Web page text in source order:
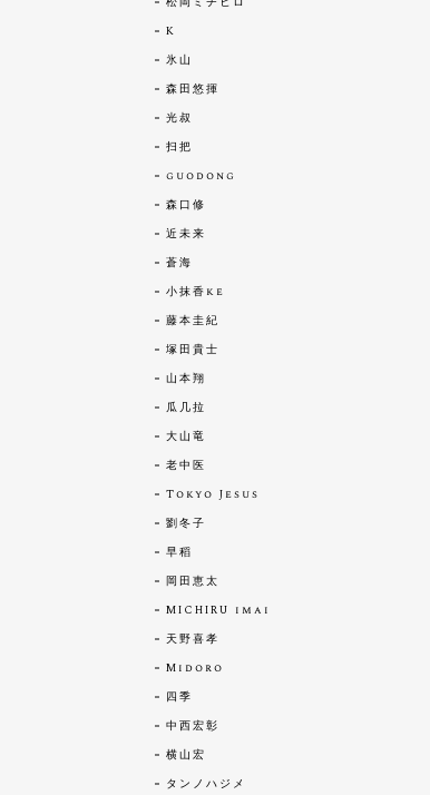
K
氷山
森田悠揮
光叔
扫把
guodong
森口修
近未来
蒼海
小抹香ke
藤本圭紀
塚田貴士
山本翔
瓜几拉
大山竜
老中医
Tokyo Jesus
劉冬子
早稻
岡田恵太
MICHIRU imai
天野喜孝
Midoro
四季
中西宏彰
横山宏
タンノハジメ